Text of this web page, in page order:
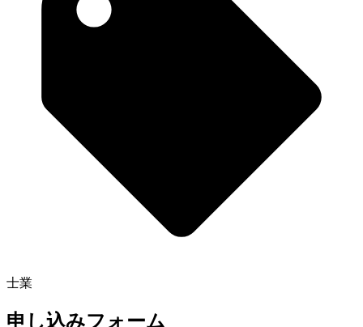
士業
申し込みフォーム